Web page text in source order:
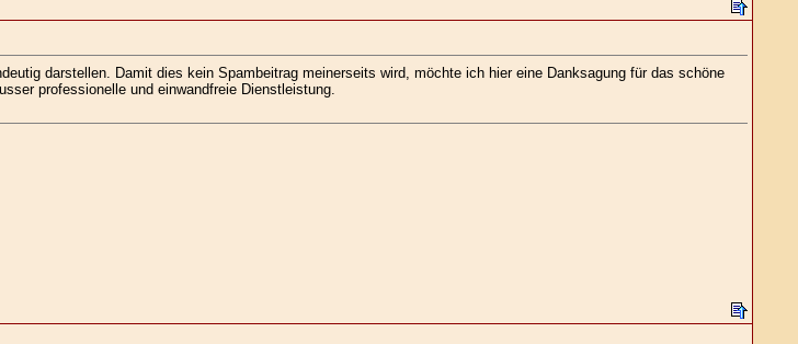
darstellen. Damit dies kein Spambeitrag meinerseits wird, möchte ich hier eine Danksagung für das schöne
professionelle und einwandfreie Dienstleistung.